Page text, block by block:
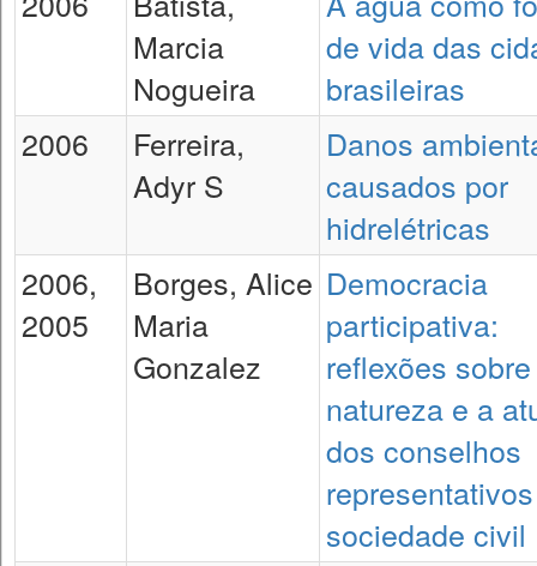
Marcia
Nogueira
de vida das
brasileiras
2006
Ferreira,
Adyr S
Danos
causados por
hidrelétricas
2006,
2005
Borges, Alice
Maria
Gonzalez
Democracia
participativa:
reflexões
natureza e a
dos conselhos
sociedade civil